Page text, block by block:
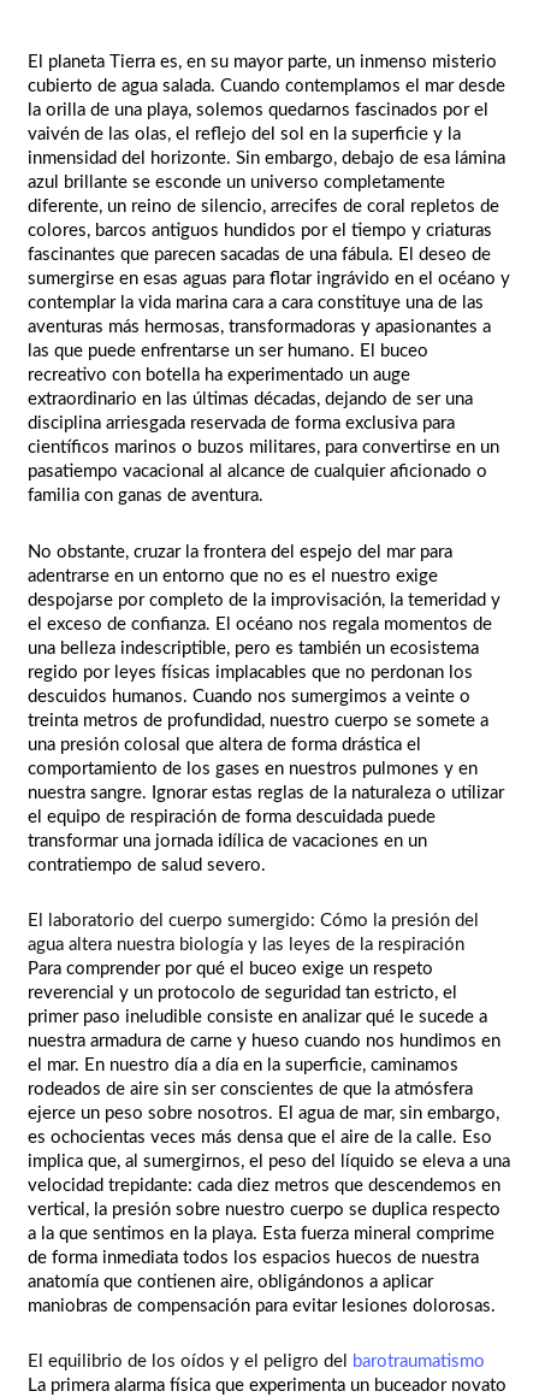
El planeta Tierra es, en su mayor parte, un inmenso misterio
cubierto de agua salada. Cuando contemplamos el mar desde
la orilla de una playa, solemos quedarnos fascinados por el
vaivén de las olas, el reflejo del sol en la superficie y la
inmensidad del horizonte. Sin embargo, debajo de esa lámina
azul brillante se esconde un universo completamente
diferente, un reino de silencio, arrecifes de coral repletos de
colores, barcos antiguos hundidos por el tiempo y criaturas
fascinantes que parecen sacadas de una fábula. El deseo de
sumergirse en esas aguas para flotar ingrávido en el océano y
contemplar la vida marina cara a cara constituye una de las
aventuras más hermosas, transformadoras y apasionantes a
las que puede enfrentarse un ser humano. El buceo
recreativo con botella ha experimentado un auge
extraordinario en las últimas décadas, dejando de ser una
disciplina arriesgada reservada de forma exclusiva para
científicos marinos o buzos militares, para convertirse en un
pasatiempo vacacional al alcance de cualquier aficionado o
familia con ganas de aventura.
No obstante, cruzar la frontera del espejo del mar para
adentrarse en un entorno que no es el nuestro exige
despojarse por completo de la improvisación, la temeridad y
el exceso de confianza. El océano nos regala momentos de
una belleza indescriptible, pero es también un ecosistema
regido por leyes físicas implacables que no perdonan los
descuidos humanos. Cuando nos sumergimos a veinte o
treinta metros de profundidad, nuestro cuerpo se somete a
una presión colosal que altera de forma drástica el
comportamiento de los gases en nuestros pulmones y en
nuestra sangre. Ignorar estas reglas de la naturaleza o utilizar
el equipo de respiración de forma descuidada puede
transformar una jornada idílica de vacaciones en un
contratiempo de salud severo.
El laboratorio del cuerpo sumergido: Cómo la presión del
agua altera nuestra biología y las leyes de la respiración
Para comprender por qué el buceo exige un respeto
reverencial y un protocolo de seguridad tan estricto, el
primer paso ineludible consiste en analizar qué le sucede a
nuestra armadura de carne y hueso cuando nos hundimos en
el mar. En nuestro día a día en la superficie, caminamos
rodeados de aire sin ser conscientes de que la atmósfera
ejerce un peso sobre nosotros. El agua de mar, sin embargo,
es ochocientas veces más densa que el aire de la calle. Eso
implica que, al sumergirnos, el peso del líquido se eleva a una
velocidad trepidante: cada diez metros que descendemos en
vertical, la presión sobre nuestro cuerpo se duplica respecto
a la que sentimos en la playa. Esta fuerza mineral comprime
de forma inmediata todos los espacios huecos de nuestra
anatomía que contienen aire, obligándonos a aplicar
maniobras de compensación para evitar lesiones dolorosas.
El equilibrio de los oídos y el peligro del
barotraumatismo
La primera alarma física que experimenta un buceador novato